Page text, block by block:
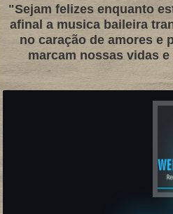
"Sejam felizes enquanto
afinal a musica baileira
no caração de amores e
marcam nossas vidas